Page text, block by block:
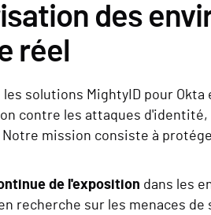
des
réel
solutions MightyID pour
contre les attaques d'identité,
mission consiste à
de l'exposition dans les
recherche sur les menaces